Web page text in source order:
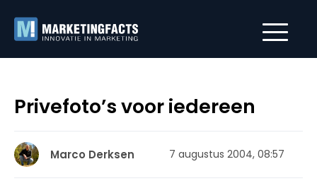
Privefoto’s voor iedereen
Marco Derksen 7 augustus 2004, 08:57